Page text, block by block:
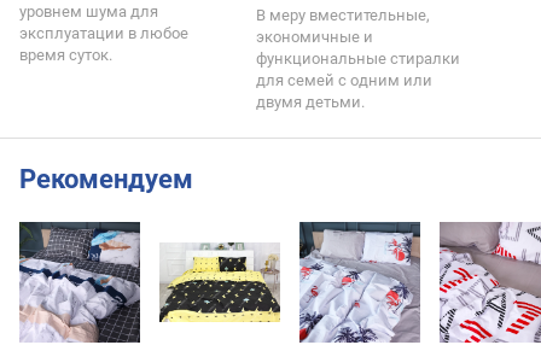
уровнем шума для
эксплуатации в любое
время суток.
В меру вместительные,
экономичные и
функциональные стиралки
для семей с одним или
двумя детьми.
Рекомендуем